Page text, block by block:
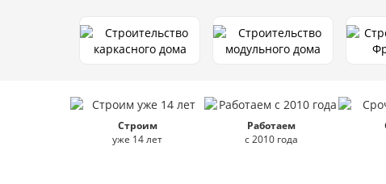
Строим
уже 14 лет
Работаем
с 2010 года